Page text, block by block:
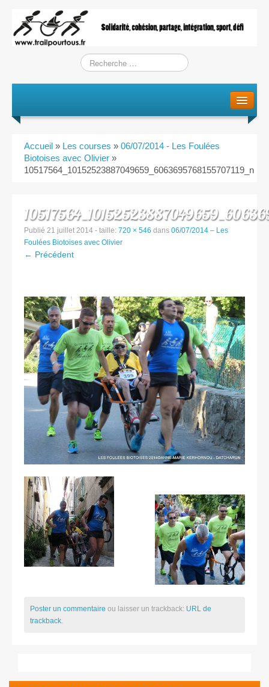
L’Association
Training / Courses
Entraînements
Rugby Riviera Fauteuil
On parle de nous
Partenaires & remerciements
Partenaires
Remerciements
Accueil » Les courses » 06/07/2014 - Les Foulées
Biotoises avec Olivier »
10517564_10152523887049659_6063695768155707119_n
Publié 21 juillet 2014 - taille: 720 × 546 dans 06/07/2014 – Les
Foulées Biotoises avec Olivier
← Précédent
Poster un commentaire ou laisser un trackback: URL de
trackback.